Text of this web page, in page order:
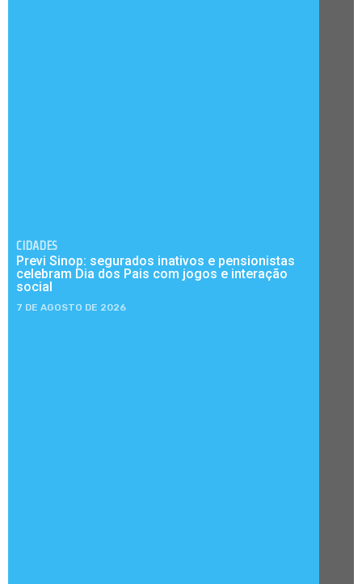
CIDADES
Previ Sinop: segurados inativos e pensionistas
celebram Dia dos Pais com jogos e interação
social
7 DE AGOSTO DE 2026